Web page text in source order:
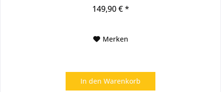
149,90 € *
Merken
In den Warenkorb